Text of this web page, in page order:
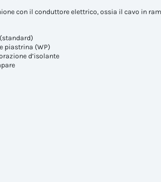
con il conduttore elettrico, ossia il cavo in
piastrina (WP)
d’isolante